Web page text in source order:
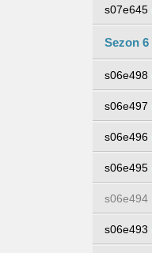
s07e645
Sezon 6
s06e498
s06e497
s06e496
s06e495
s06e494
s06e493